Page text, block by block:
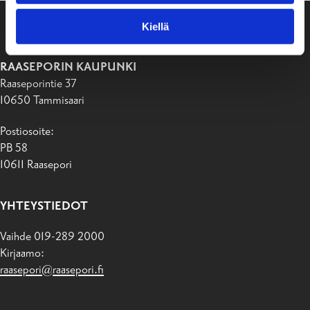
Kiellä
RAASEPORIN KAUPUNKI
Raaseporintie 37
10650 Tammisaari
Postiosoite:
PB 58
10611 Raasepori
YHTEYSTIEDOT
Vaihde 019-289 2000
Kirjaamo:
raasepori@raasepori.fi